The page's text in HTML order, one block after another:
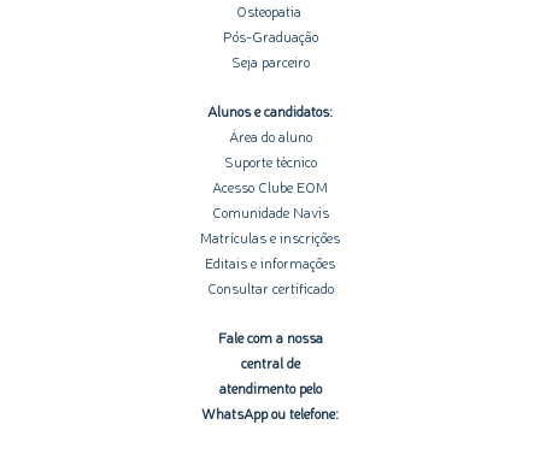
Osteopatia
Pós-Graduação
Seja parceiro
Alunos e candidatos:
Área do aluno
Suporte técnico
Acesso Clube EOM
Comunidade Navis
Matrículas e inscrições
Editais e informações
Consultar certificado
Fale com a nossa
central de
atendimento pelo
WhatsApp ou telefone: